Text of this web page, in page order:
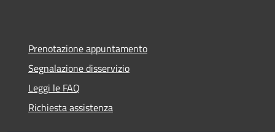
Prenotazione appuntamento
Segnalazione disservizio
Leggi le FAQ
Richiesta assistenza